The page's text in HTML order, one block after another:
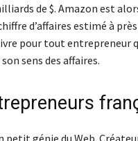
de $. Amazon est
d’affaires estimé à
pour tout entrepreneur
sens des affaires.
petit génie du Web.